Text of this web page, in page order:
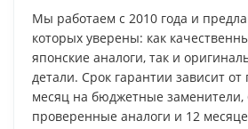
Мы работаем с 2010 года и
которых уверены: как
японские аналоги, так и
детали. Срок гарантии зависит от
месяц на бюджетные заменители,
проверенные аналоги и 12